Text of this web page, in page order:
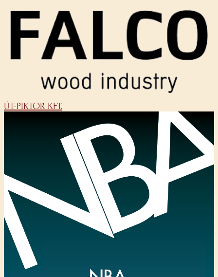
ÚT-PIKTOR KFT.